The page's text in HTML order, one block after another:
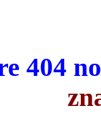
404